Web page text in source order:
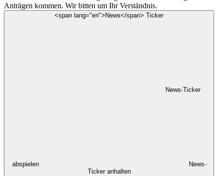
Anträgen kommen. Wir bitten um Ihr Verständnis.
<span lang="en">News</span> Ticker
News-Ticker
abspielen
News-
Ticker anhalten